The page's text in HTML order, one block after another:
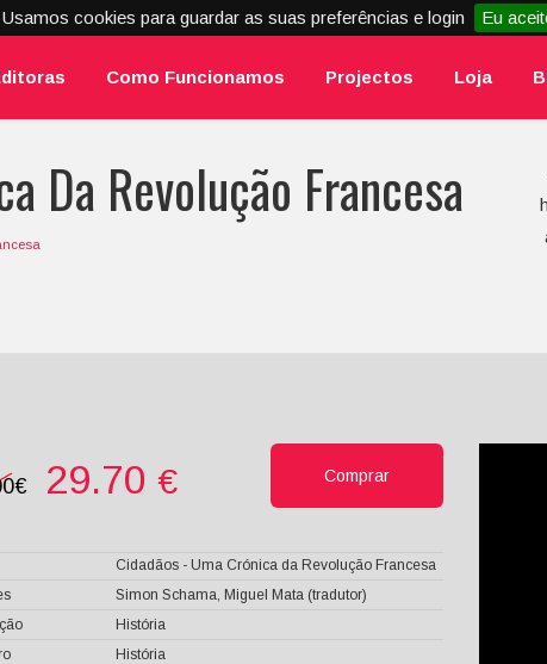
Usamos cookies para guardar as suas preferências e login Eu
Como Funcionamos Projectos Loja
Da Revolução Francesa
29.70 € Comprar
Cidadãos - Uma Crónica da Revolução Francesa
Simon Schama, Miguel Mata (tradutor)
História
História